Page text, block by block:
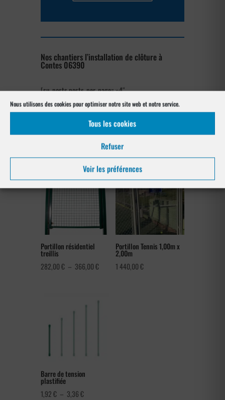
Nous utilisons des cookies pour optimiser notre site web et notre service.
Tous les cookies
Refuser
Voir les préférences
Nos chantiers l’installation de clôture à
Contes 06390
[su_posts posts_per_page= »4″
post_type= »project » order= »asc »
orderby= »rand »]
Notre gamme pour la pose
Portillon résidentiel
treillis
282,00€ – 366,00€Plage
282,00 €
Portillon Tennis 1,00m x
2,00m
1 440,00€
Barre de tension
plastifiée
1,92€ – 3,36€Plage